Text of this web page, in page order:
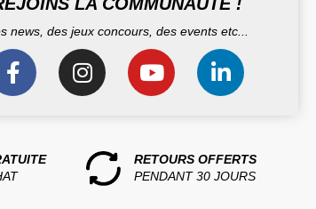
news, des jeux concours, des events etc...
RETOURS OFFERTS
PENDANT 30 JOURS